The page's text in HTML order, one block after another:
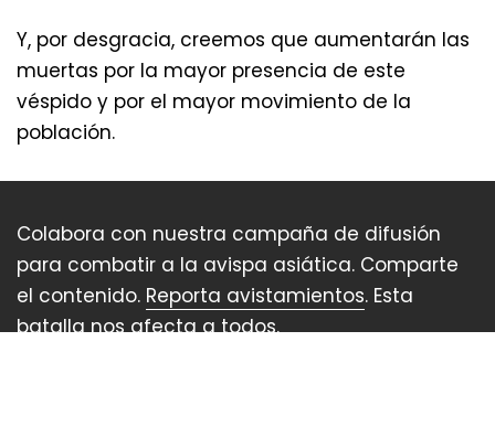
Y, por desgracia, creemos que aumentarán las
muertas por la mayor presencia de este
véspido y por el mayor movimiento de la
población.
Colabora con nuestra campaña de difusión
para combatir a la avispa asiática. Comparte
el contenido. Reporta avistamientos. Esta
batalla nos afecta a todos.